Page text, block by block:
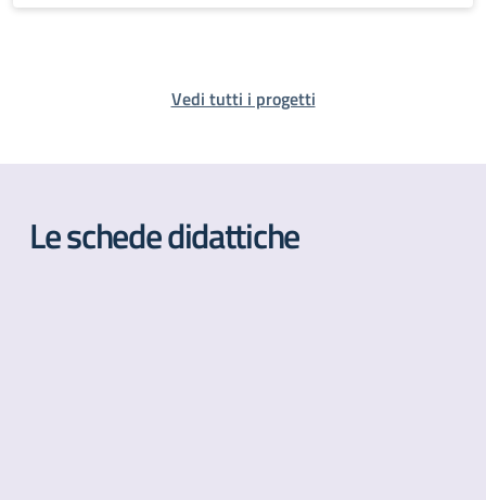
Vedi tutti i progetti
Le schede didattiche